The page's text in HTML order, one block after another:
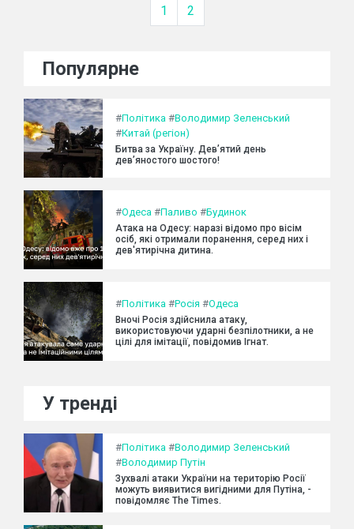
1 2
Популярне
#Політика #Володимир Зеленський
#Китай (регіон)
Битва за Україну. Дев’ятий день
дев’яностого шостого!
#Одеса #Паливо #Будинок
Атака на Одесу: наразі відомо про вісім
осіб, які отримали поранення, серед них і
дев'ятирічна дитина.
#Політика #Росія #Одеса
Вночі Росія здійснила атаку,
використовуючи ударні безпілотники, а не
цілі для імітації, повідомив Ігнат.
У тренді
#Політика #Володимир Зеленський
#Володимир Путін
Зухвалі атаки України на територію Росії
можуть виявитися вигідними для Путіна, -
повідомляє The Times.